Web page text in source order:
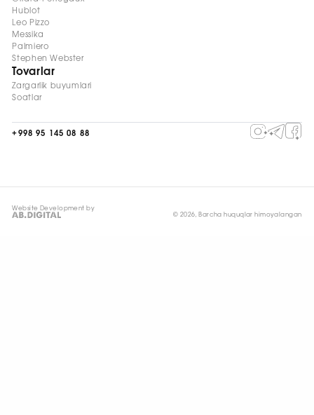
Hublot
Leo Pizzo
Messika
Palmiero
Stephen Webster
Tovarlar
Zargarlik buyumlari
Soatlar
+998 95 145 08 88
Website Development by
© 2026, Barcha huquqlar himoyalangan